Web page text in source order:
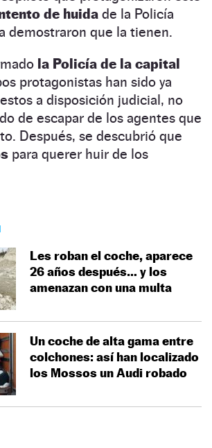
de huida de la Policía
demostraron que la tienen.
la Policía de la capital
protagonistas han sido ya
a disposición judicial, no
de escapar de los agentes que
Después, se descubrió que
para querer huir de los
Les roban el coche, aparece
26 años después… y los
amenazan con una multa
Un coche de alta gama entre
colchones: así han localizado
los Mossos un Audi robado